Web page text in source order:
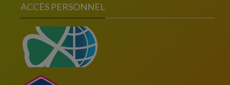
ACCÈS PERSONNEL